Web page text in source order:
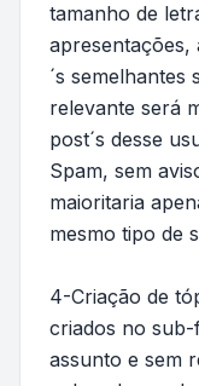
tamanho de
apresentações,
´s semelhantes
relevante será
post´s desse
Spam, sem
maioritaria
mesmo tipo de
4-Criação de
criados no
assunto e sem